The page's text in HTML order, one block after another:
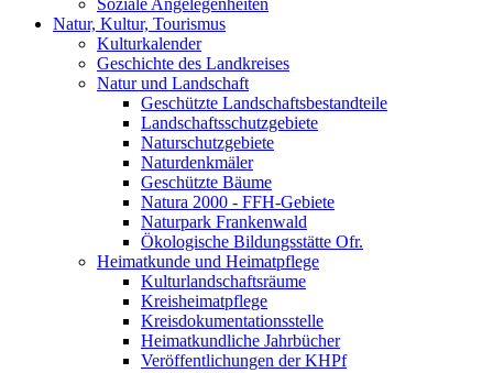
Soziale Angelegenheiten
Natur, Kultur, Tourismus
Kulturkalender
Geschichte des Landkreises
Natur und Landschaft
Geschützte Landschaftsbestandteile
Landschaftsschutzgebiete
Naturschutzgebiete
Naturdenkmäler
Geschützte Bäume
Natura 2000 - FFH-Gebiete
Naturpark Frankenwald
Ökologische Bildungsstätte Ofr.
Heimatkunde und Heimatpflege
Kulturlandschaftsräume
Kreisheimatpflege
Kreisdokumentationsstelle
Heimatkundliche Jahrbücher
Veröffentlichungen der KHPf